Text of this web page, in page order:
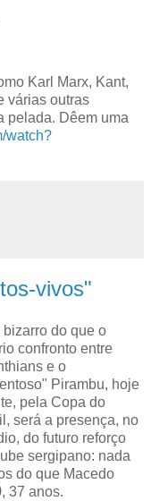
Karl Marx, Kant,
várias outras
pelada. Dêem uma
watch?
vivos"
bizarro do que o
confronto entre
e o
Pirambu, hoje
pela Copa do
será a presença, no
do futuro reforço
sergipano: nada
do que Macedo
, 37 anos.